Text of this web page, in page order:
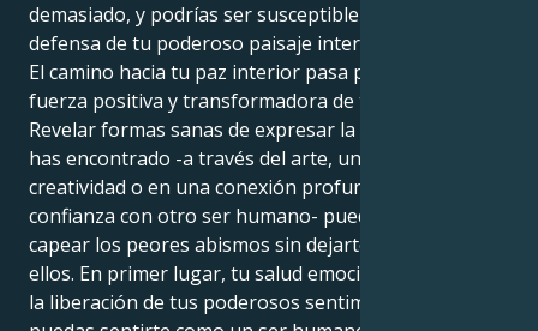
demasiado, y podrías ser susceptible de agotarte en
defensa de tu poderoso paisaje interior.
El camino hacia tu paz interior pasa por aceptar la
fuerza positiva y transformadora de tus emociones.
Revelar formas sanas de expresar la intensidad que
has encontrado -a través del arte, un canal de
creatividad o en una conexión profunda y de
confianza con otro ser humano- puede ayudarte a
capear los peores abismos sin dejarte engullir por
ellos. En primer lugar, tu salud emocional depende de
la liberación de tus poderosos sentimientos para que